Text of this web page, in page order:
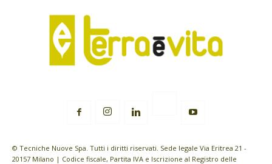
© Tecniche Nuove Spa. Tutti i diritti riservati. Sede legale Via Eritrea 21 -
20157 Milano | Codice fiscale, Partita IVA e Iscrizione al Registro delle